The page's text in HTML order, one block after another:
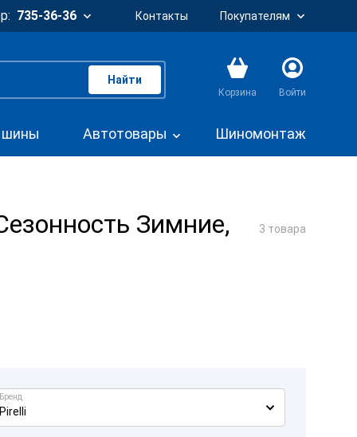
735-36-36 Контакты Покупателям
Найти
Корзина Войти
шины Автотовары Шиномонтаж
Зимние, 3 товара